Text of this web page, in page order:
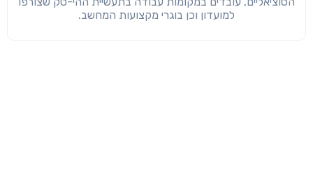
למועדון וכן בוגרי מקצועות המחשב.